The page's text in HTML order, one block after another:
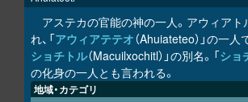
アステカの官能の神の一人。アウィアト
れ、「アウィアテテオ（Ahuiateteo）」の一人
ショチトル（Macuilxochitl）」の別名。「ショ
の化身の一人とも言われる。
地域・カテゴリ